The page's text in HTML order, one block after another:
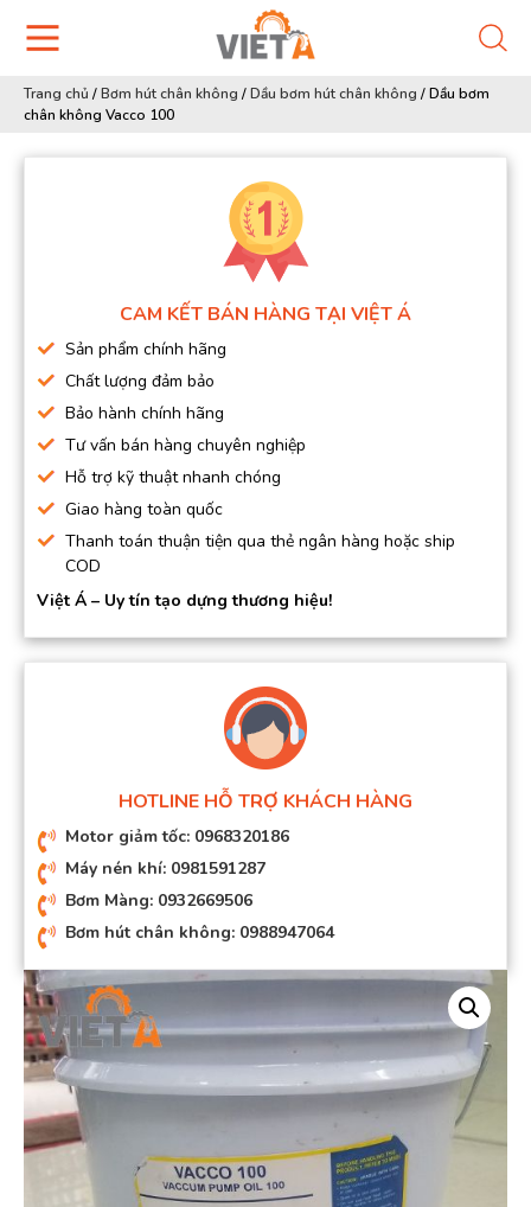
Trang chủ /Bơm hút chân không /Dầu bơm hút chân không /Dầu bơm
chân không Vacco 100
CAM KẾT BÁN HÀNG TẠI VIỆT Á
Sản phẩm chính hãng
Chất lượng đảm bảo
Bảo hành chính hãng
Tư vấn bán hàng chuyên nghiệp
Hỗ trợ kỹ thuật nhanh chóng
Giao hàng toàn quốc
Thanh toán thuận tiện qua thẻ ngân hàng hoặc ship
COD
Việt Á – Uy tín tạo dựng thương hiệu!
HOTLINE HỖ TRỢ KHÁCH HÀNG
Motor giảm tốc: 0968320186
Máy nén khí: 0981591287
Bơm Màng: 0932669506
Bơm hút chân không: 0988947064